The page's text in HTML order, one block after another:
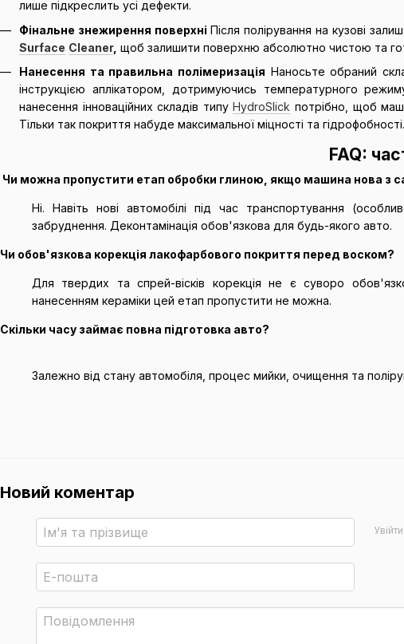
лише підкреслить усі дефекти.
Фінальне знежирення поверхні Після полірування на кузові
Surface Cleaner, щоб залишити поверхню абсолютно чистою та
Нанесення та правильна полімеризація Наносьте обраний
інструкцією аплікатором, дотримуючись температурного
нанесення інноваційних складів типуHydroSlick потрібно, щоб
Тільки так покриття набуде максимальної міцності та гідрофобності.
FAQ:
Чи можна пропустити етап обробки глиною, якщо машина нова з
Ні. Навіть нові автомобілі під час транспортування
забруднення. Деконтамінація обов'язкова для будь-якого авто.
Чи обов'язкова корекція лакофарбового покриття перед воском?
Для твердих та спрей-вісків корекція не є суворо
нанесенням кераміки цей етап пропустити не можна.
Скільки часу займає повна підготовка авто?
Залежно від стану автомобіля, процес мийки, очищення та
Новий коментар